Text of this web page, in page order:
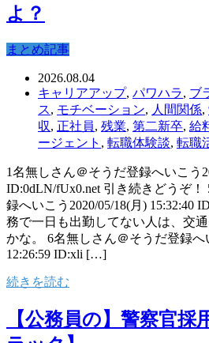
よ？
まとめ記事
2026.08.04
キャリアアップ, パワハラ, ブ
ス, モチベーション, 人間関係,
収, 正社員, 残業, 第二新卒, 給
ージェント , 転職体験談, 転職
1名無しさん＠そうだ登録へいこう
ID:0dLN/fUx0.net 引き続きどうぞ
録へいこう2020/05/18(月) 15:32:40
務で一日も出勤してない人は、交
かな。 6名無しさん＠そうだ登録へ
12:26:59 ID:xli […]
続きを読む
【公務員の】警察官採